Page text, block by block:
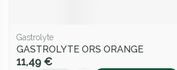
Gastrolyte
GASTROLYTE ORS ORANGE
11,49 €